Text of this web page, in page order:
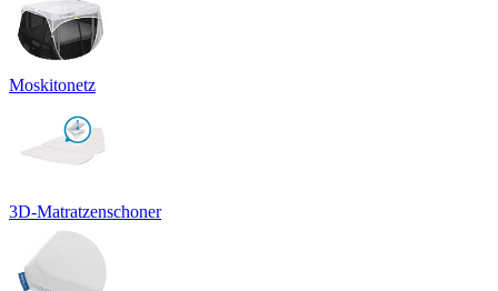
Moskitonetz
3D-Matratzenschoner